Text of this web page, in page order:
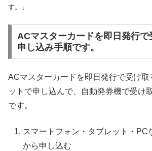
す。」
ACマスターカードを即日発行で
申し込み手順です。
ACマスターカードを即日発行で受け取
ットで申し込んで、自動発券機で受け
です。
スマートフォン・タブレット・PC
から申し込む